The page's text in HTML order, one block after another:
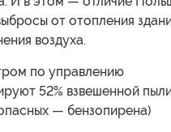
от отопления
воздуха.
по управлению
52% взвешенной
— бензопирена)